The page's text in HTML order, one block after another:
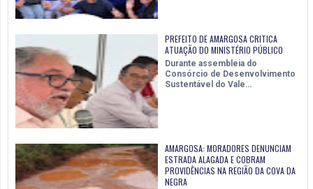
PREFEITO DE AMARGOSA CRITICA
ATUAÇÃO DO MINISTÉRIO PÚBLICO
Durante assembleia do
Consórcio de Desenvolvimento
Sustentável do Vale…
AMARGOSA: MORADORES DENUNCIAM
ESTRADA ALAGADA E COBRAM
PROVIDÊNCIAS NA REGIÃO DA COVA DA
NEGRA